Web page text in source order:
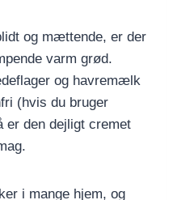
og mættende, er der
varm grød.
og havremælk
(hvis du bruger
er den dejligt cremet
i mange hjem, og